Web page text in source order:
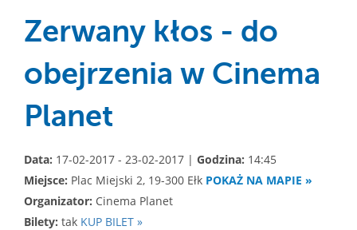
Zerwany kłos - do
obejrzenia w Cinema
Planet
Data: 17-02-2017 - 23-02-2017 | Godzina: 14:45
Miejsce: Plac Miejski 2, 19-300 Ełk POKAŻ NA MAPIE »
Organizator: Cinema Planet
Bilety: tak KUP BILET »